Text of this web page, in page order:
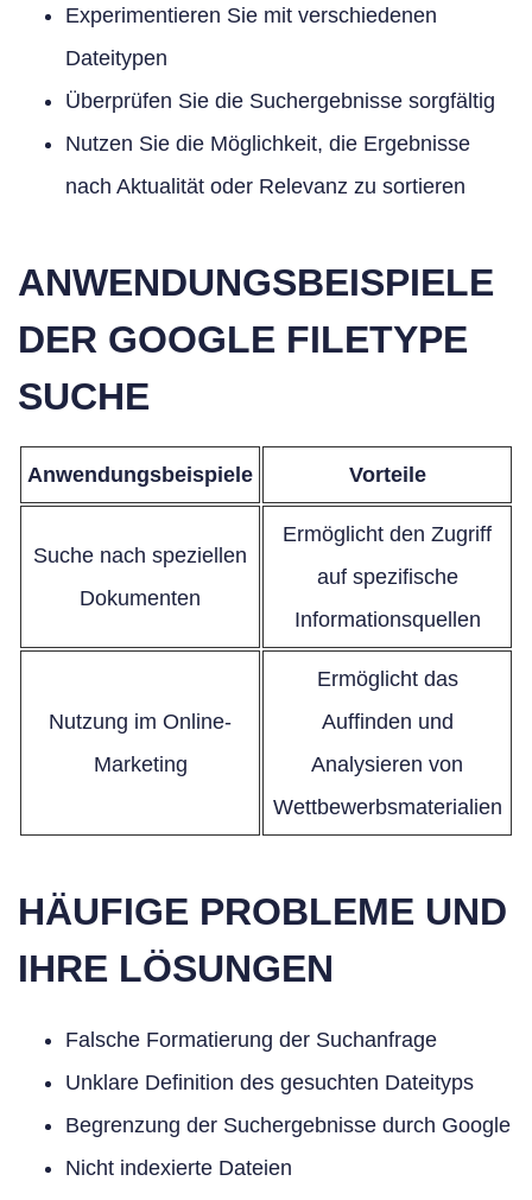
Experimentieren Sie mit verschiedenen
Dateitypen
Überprüfen Sie die Suchergebnisse sorgfältig
Nutzen Sie die Möglichkeit, die Ergebnisse
nach Aktualität oder Relevanz zu sortieren
ANWENDUNGSBEISPIELE
DER GOOGLE FILETYPE
SUCHE
Anwendungsbeispiele Vorteile
Suche nach speziellen
Dokumenten
Ermöglicht den Zugriff
auf spezifische
Informationsquellen
Nutzung im Online-
Marketing
Ermöglicht das
Auffinden und
Analysieren von
Wettbewerbsmaterialien
HÄUFIGE PROBLEME UND
IHRE LÖSUNGEN
Falsche Formatierung der Suchanfrage
Unklare Definition des gesuchten Dateityps
Begrenzung der Suchergebnisse durch Google
Nicht indexierte Dateien